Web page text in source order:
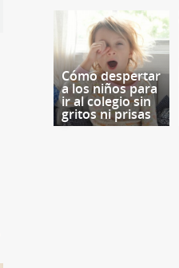
Cómo despertar
a los niños para
ir al colegio sin
gritos ni prisas